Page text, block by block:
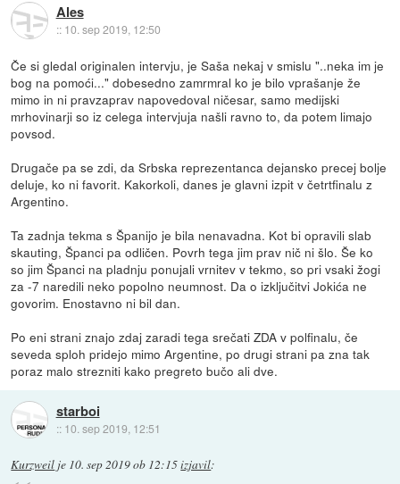
Ales
:: 10. sep 2019, 12:50
Če si gledal originalen intervju, je Saša nekaj v smislu "..neka im je
bog na pomoći..." dobesedno zamrmral ko je bilo vprašanje že
mimo in ni pravzaprav napovedoval ničesar, samo medijski
mrhovinarji so iz celega intervjuja našli ravno to, da potem limajo
povsod.
Drugače pa se zdi, da Srbska reprezentanca dejansko precej bolje
deluje, ko ni favorit. Kakorkoli, danes je glavni izpit v četrtfinalu z
Argentino.
Ta zadnja tekma s Španijo je bila nenavadna. Kot bi opravili slab
skauting, Španci pa odličen. Povrh tega jim prav nič ni šlo. Še ko
so jim Španci na pladnju ponujali vrnitev v tekmo, so pri vsaki žogi
za -7 naredili neko popolno neumnost. Da o izključitvi Jokića ne
govorim. Enostavno ni bil dan.
Po eni strani znajo zdaj zaradi tega srečati ZDA v polfinalu, če
seveda sploh pridejo mimo Argentine, po drugi strani pa zna tak
poraz malo strezniti kako pregreto bučo ali dve.
starboi
:: 10. sep 2019, 12:51
Kurzweil je 10. sep 2019 ob 12:15izjavil: